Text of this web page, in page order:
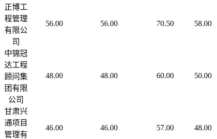
正博工
程管理
有限公
司
56.00 56.00 70.50 58.00
中锦冠
达工程
顾问集
团有限
公司
48.00 48.00 60.00 50.00
甘肃兴
通项目
管理有
46.00 46.00 57.00 48.00